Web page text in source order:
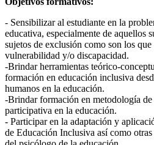
- Sensibilizar al estudiante en la
educativa, especialmente de aquellos
sujetos de exclusión como son los
vulnerabilidad y/o discapacidad.
-Brindar herramientas teórico-
formación en educación inclusiva
humanos en la educación.
-Brindar formación en metodología
participativa en la educación.
- Participar en la adaptación y
de Educación Inclusiva así como